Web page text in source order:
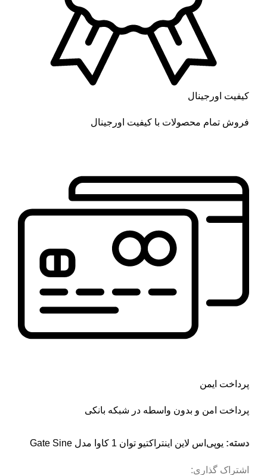
کیفیت اورجینال
فروش تمام محصولات با کیفیت اورجینال
پرداخت ایمن
پرداخت امن و بدون واسطه در شبکه بانکی
دسته: یو‌پی‌اس لاین اینتراکتیو توان 1 کاوا مدل Gate Sine
اشتراک گذاری: